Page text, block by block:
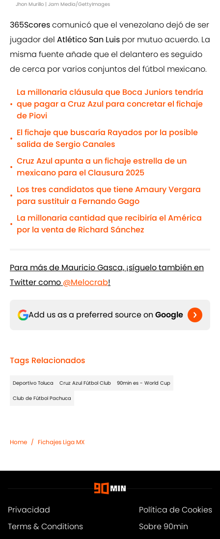
Jhon Murillo | Jam Media/GettyImages
365Scorescomunicó que el venezolano dejó de ser
jugador del Atlético San Luis por mutuo acuerdo. La
misma fuente añade que el delantero es seguido
de cerca por varios conjuntos del fútbol mexicano.
•
La millonaria cláusula que Boca Juniors tendría
que pagar a Cruz Azul para concretar el fichaje
de Piovi
•
El fichaje que buscaría Rayados por la posible
salida de Sergio Canales
•
Cruz Azul apunta a un fichaje estrella de un
mexicano para el Clausura 2025
•
Los tres candidatos que tiene Amaury Vergara
para sustituir a Fernando Gago
•
La millonaria cantidad que recibiría el América
por la venta de Richard Sánchez
Para más de Mauricio Gasca, ¡síguelo también en
Twitter como @Melocrab!
Add us as a preferred source on Google
Tags Relacionados
Deportivo Toluca Cruz Azul Fútbol Club 90min es - World Cup
Club de Fútbol Pachuca
Home / Fichajes Liga MX
Privacidad
Política de Cookies
Terms & Conditions
Sobre 90min